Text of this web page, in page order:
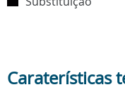
Caraterísticas